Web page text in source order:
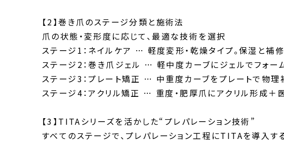
【2】巻き爪のステージ分類と施術法
爪の状態・変形度に応じて、最適な技術を選択
ステージ1：ネイルケア … 軽度変形・乾燥タイプ。保湿と補
ステージ2：巻き爪ジェル … 軽中度カーブにジェルでフォー
ステージ3：プレート矯正 … 中重度カーブをプレートで物理
ステージ4：アクリル矯正 … 重度・肥厚爪にアクリル形成＋
【3】TITAシリーズを活かした“プレパレーション技術”
すべてのステージで、プレパレーション工程にTITAを導入する